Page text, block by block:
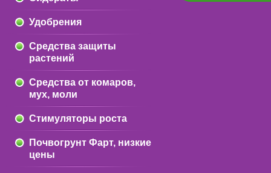
Удобрения
Средства защиты
растений
Средства от комаров,
мух, моли
Стимуляторы роста
Почвогрунт Фарт, низкие
цены